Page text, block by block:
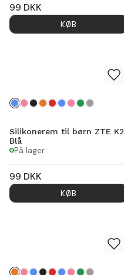
99 DKK
KØB
Silikonerem til børn ZTE K2
Blå
På lager
99 DKK
KØB